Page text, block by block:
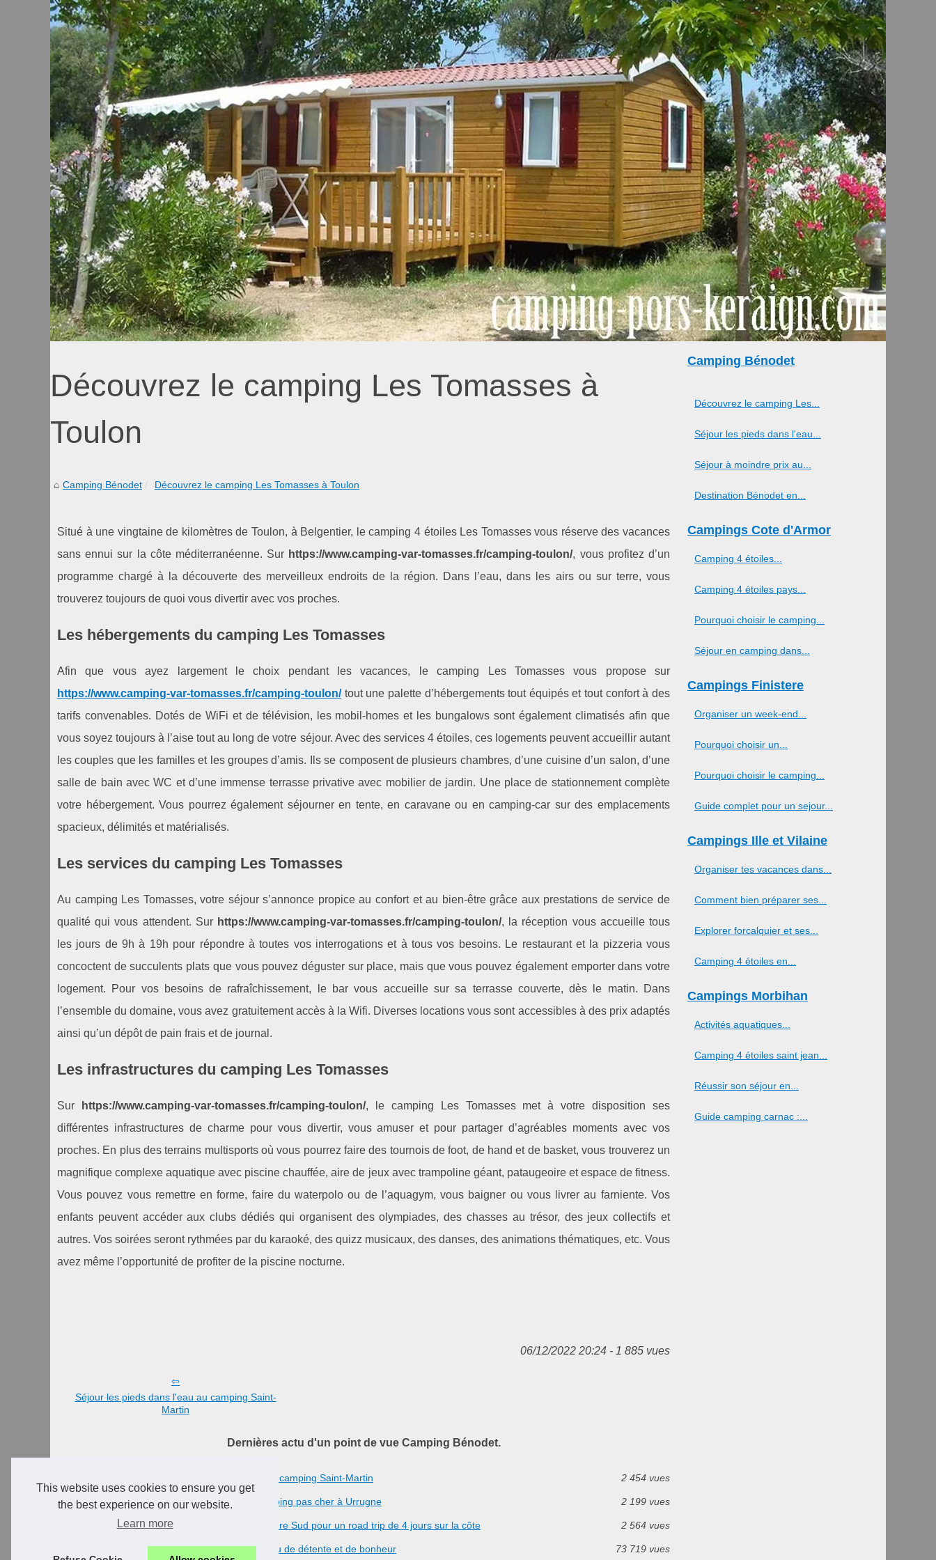
This website uses cookies to ensure you get
the best experience on our website.
Learn more
Découvrez le camping Les Tomasses à
Toulon
Camping Bénodet Découvrez le camping Les Tomasses à Toulon
Situé à une vingtaine de kilomètres de Toulon, à Belgentier, le camping 4 étoiles Les Tomasses vous réserve des vacances
sans ennui sur la côte méditerranéenne. Sur https://www.camping-var-tomasses.fr/camping-toulon/, vous profitez d’un
programme chargé à la découverte des merveilleux endroits de la région. Dans l’eau, dans les airs ou sur terre, vous
trouverez toujours de quoi vous divertir avec vos proches.
Les hébergements du camping Les Tomasses
Afin que vous ayez largement le choix pendant les vacances, le camping Les Tomasses vous propose sur
https://www.camping-var-tomasses.fr/camping-toulon/tout une palette d’hébergements tout équipés et tout confort à des
tarifs convenables. Dotés de WiFi et de télévision, les mobil-homes et les bungalows sont également climatisés afin que
vous soyez toujours à l’aise tout au long de votre séjour. Avec des services 4 étoiles, ces logements peuvent accueillir autant
les couples que les familles et les groupes d’amis. Ils se composent de plusieurs chambres, d’une cuisine d’un salon, d’une
salle de bain avec WC et d’une immense terrasse privative avec mobilier de jardin. Une place de stationnement complète
votre hébergement. Vous pourrez également séjourner en tente, en caravane ou en camping-car sur des emplacements
spacieux, délimités et matérialisés.
Les services du camping Les Tomasses
Au camping Les Tomasses, votre séjour s’annonce propice au confort et au bien-être grâce aux prestations de service de
qualité qui vous attendent. Sur https://www.camping-var-tomasses.fr/camping-toulon/, la réception vous accueille tous
les jours de 9h à 19h pour répondre à toutes vos interrogations et à tous vos besoins. Le restaurant et la pizzeria vous
concoctent de succulents plats que vous pouvez déguster sur place, mais que vous pouvez également emporter dans votre
logement. Pour vos besoins de rafraîchissement, le bar vous accueille sur sa terrasse couverte, dès le matin. Dans
l’ensemble du domaine, vous avez gratuitement accès à la Wifi. Diverses locations vous sont accessibles à des prix adaptés
ainsi qu’un dépôt de pain frais et de journal.
Les infrastructures du camping Les Tomasses
Sur https://www.camping-var-tomasses.fr/camping-toulon/, le camping Les Tomasses met à votre disposition ses
différentes infrastructures de charme pour vous divertir, vous amuser et pour partager d’agréables moments avec vos
proches. En plus des terrains multisports où vous pourrez faire des tournois de foot, de hand et de basket, vous trouverez un
magnifique complexe aquatique avec piscine chauffée, aire de jeux avec trampoline géant, pataugeoire et espace de fitness.
Vous pouvez vous remettre en forme, faire du waterpolo ou de l’aquagym, vous baigner ou vous livrer au farniente. Vos
enfants peuvent accéder aux clubs dédiés qui organisent des olympiades, des chasses au trésor, des jeux collectifs et
autres. Vos soirées seront rythmées par du karaoké, des quizz musicaux, des danses, des animations thématiques, etc. Vous
avez même l’opportunité de profiter de la piscine nocturne.
06/12/2022 20:24 - 1 885 vues
Séjour les pieds dans l'eau au camping Saint-
Martin
Dernières actu d'un point de vue Camping Bénodet.
Séjour les pieds dans l'eau au camping Saint-Martin 2 454 vues
02/9/2022 Séjour à moindre prix au camping pas cher à Urrugne 2 199 vues
29/3/2022 Destination Bénodet en Finistère Sud pour un road trip de 4 jours sur la côte 2 564 vues
Le camping à Bénodet : un lieu de détente et de bonheur 73 719 vues
Camping Bénodet
Découvrez le camping Les...
Séjour les pieds dans l'eau...
Séjour à moindre prix au...
Destination Bénodet en...
Campings Cote d'Armor
Camping 4 étoiles...
Camping 4 étoiles pays...
Pourquoi choisir le camping...
Séjour en camping dans...
Campings Finistere
Organiser un week-end...
Pourquoi choisir un...
Pourquoi choisir le camping...
Guide complet pour un sejour...
Campings Ille et Vilaine
Organiser tes vacances dans...
Comment bien préparer ses...
Explorer forcalquier et ses...
Camping 4 étoiles en...
Campings Morbihan
Activités aquatiques...
Camping 4 étoiles saint jean...
Réussir son séjour en...
Guide camping carnac :...